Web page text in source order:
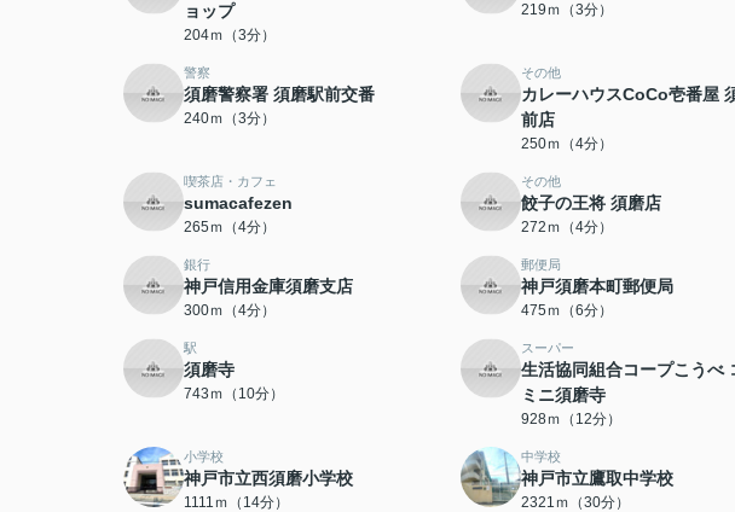
ョップ
204ｍ（3分）
219ｍ（3分）
警察
須磨警察署 須磨駅前交番
240ｍ（3分）
その他
カレーハウスCoCo壱番屋
前店
250ｍ（4分）
喫茶店・カフェ
sumacafezen
265ｍ（4分）
その他
餃子の王将 須磨店
272ｍ（4分）
銀行
神戸信用金庫須磨支店
300ｍ（4分）
郵便局
神戸須磨本町郵便局
475ｍ（6分）
駅
須磨寺
743ｍ（10分）
スーパー
生活協同組合コープこうべ
ミニ須磨寺
928ｍ（12分）
小学校
神戸市立西須磨小学校
1111ｍ（14分）
中学校
神戸市立鷹取中学校
2321ｍ（30分）